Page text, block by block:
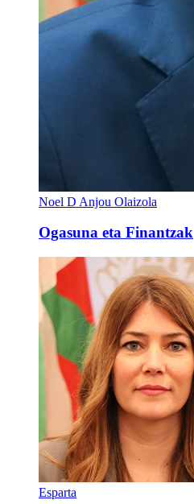
Noel D Anjou Olaizola
Ogasuna eta Finantzak
Esparta